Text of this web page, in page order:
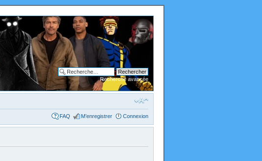
Recherche avancée
FAQ M’enregistrer Connexion